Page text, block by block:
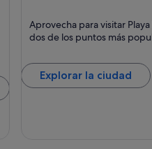
Aprovecha para visitar
dos de los puntos más
Explorar la ciudad